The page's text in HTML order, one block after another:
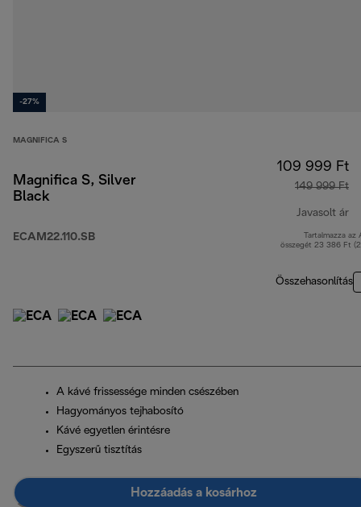
-27%
MAGNIFICA S
Magnifica S, Silver
Black
ECAM22.110.SB
109 999 Ft
149 999 Ft
Javasolt ár
Tartalmazza az
összegét 23 386 Ft
Összehasonlítás
A kávé frissessége minden csészében
Hagyományos tejhabosító
Kávé egyetlen érintésre
Egyszerű tisztítás
Hozzáadás a kosárhoz